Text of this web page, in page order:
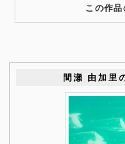
この作
間瀬 由加里